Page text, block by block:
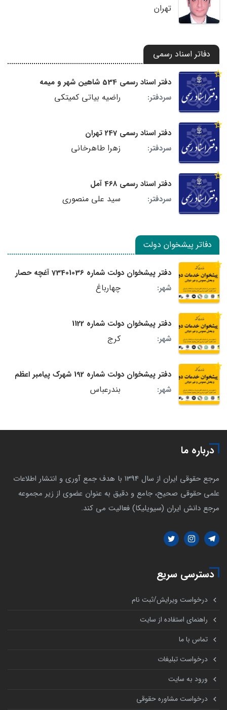
تهران
دفاتر اسناد رسمی
دفتر اسناد رسمی 534 شاهین شهر و میمه
سردفتر:
راضیه بیاتی کمیتکی
دفتر اسناد رسمی 247 تهران
سردفتر:
زهرا طاهرخانی
دفتر اسناد رسمی 468 آمل
سردفتر:
سید علی منصوری
دفاتر پیشخوان دولت
دفتر پیشخوان دولت شماره 73401036 آغچه حصار
شهر:
چهارباغ
دفتر پیشخوان دولت شماره 1122
شهر:
کرج
دفتر پیشخوان دولت شماره 192 شهرک پیامبر اعظم
شهر:
بندرعباس
درباره ما
مرجع حقوقی ایران از سال 1394 با هدف جمع آوری و انتشار اطلاعات
علمی حقوقی صحیح، جامع و دقیق به عنوان عضوی از زیر مجموعه
مرجع دانش ایران (سیویلیکا) فعالیت می کند.
دسترسی سریع
درخواست ویرایش/ثبت نام
راهنمای استفاده از سایت
تماس با ما
درخواست تبلیغات
ورود به سایت
درخواست مشاوره حقوقی